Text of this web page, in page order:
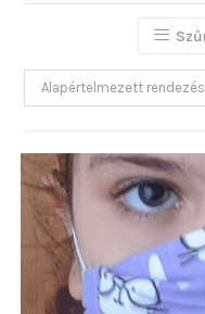
Alapértelmezett rendezés